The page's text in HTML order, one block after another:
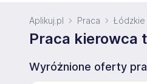
Aplikuj.pl Praca Łódzkie
Praca kierowca
Wyróżnione oferty